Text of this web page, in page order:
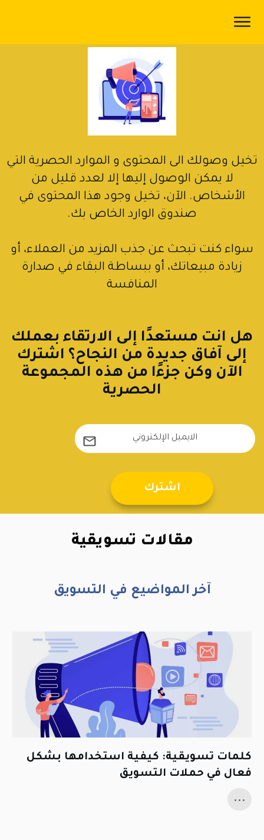
الرئيسية
نحن
تخيل وصولك الى المحتوى و الموارد الحصرية التي
لا يمكن الوصول إليها إلا لعدد قليل من
الأشخاص. الآن، تخيل وجود هذا المحتوى في
صندوق الوارد الخاص بك.
سواء كنت تبحث عن جذب المزيد من العملاء، أو
زيادة مبيعاتك، أو ببساطة البقاء في صدارة
المنافسة
هل انت مستعدًا إلى الارتقاء بعملك
إلى آفاق جديدة من النجاح؟ اشترك
الآن وكن جزءًا من هذه المجموعة
الحصرية
اشترك
مقالات تسويقية
آخر المواضيع في التسويق
كلمات تسويقية: كيفية استخدامها بشكل
فعال في حملات التسويق
...